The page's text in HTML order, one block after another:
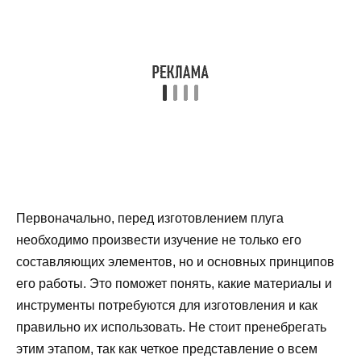
Первоначально, перед изготовлением плуга
необходимо произвести изучение не только его
составляющих элементов, но и основных принципов
его работы. Это поможет понять, какие материалы и
инструменты потребуются для изготовления и как
правильно их использовать. Не стоит пренебрегать
этим этапом, так как четкое представление о всем